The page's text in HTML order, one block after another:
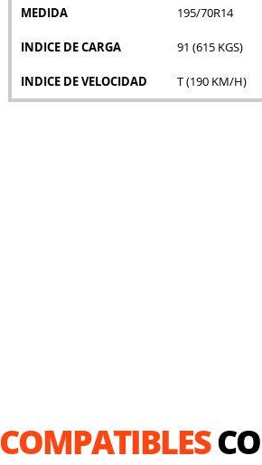
MEDIDA 195/70R14
INDICE DE CARGA 91 (615 KGS)
INDICE DE VELOCIDAD T (190 KM/H)